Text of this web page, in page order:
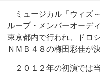
ミュージカル「ウィズ
ループ・メンバーオーデ
東京都内で行われ、ドロ
ＮＭＢ４８の梅田彩佳が
２０１２年の初演では